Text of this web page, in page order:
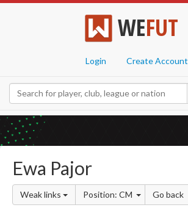
WEFUT
Login Create Account
Ewa Pajor
Weak links Position: CM Go back